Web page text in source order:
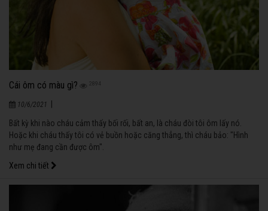
Cái ôm có màu gì? 2894
10/6/2021
Bất kỳ khi nào cháu cảm thấy bối rối, bất an, là cháu đòi tôi ôm lấy nó.
Hoặc khi cháu thấy tôi có vẻ buồn hoặc căng thẳng, thì cháu bảo: "Hình
như mẹ đang cần được ôm".
Xem chi tiết